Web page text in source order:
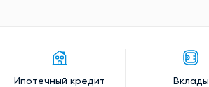
Ипотечный кредит Вклады